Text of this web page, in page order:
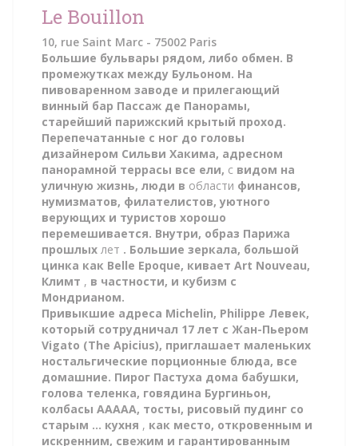
Le Bouillon
10, rue Saint Marc - 75002 Paris
Большие бульвары рядом, либо обмен. В
промежутках между Бульоном. На
пивоваренном заводе и прилегающий
винный бар Пассаж де Панорамы,
старейший парижский крытый проход.
Перепечатанные с ног до головы
дизайнером Сильви Хакима, адресном
панорамной террасы все ели, с видом на
уличную жизнь, люди в области финансов,
нумизматов, филателистов, уютного
верующих и туристов хорошо
перемешивается. Внутри, образ Парижа
прошлых лет . Большие зеркала, большой
цинка как Belle Epoque, кивает Art Nouveau,
Климт , в частности, и кубизм с
Мондрианом.
Привыкшие адреса Michelin, Philippe Левек,
который сотрудничал 17 лет с Жан-Пьером
Vigato (The Apicius), приглашает маленьких
ностальгические порционные блюда, все
домашние. Пирог Пастуха дома бабушки,
голова теленка, говядина Бургиньон,
колбасы AAAAA, тосты, рисовый пудинг со
старым ... кухня , как место, откровенным и
искренним, свежим и гарантированным